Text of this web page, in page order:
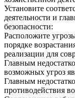
Установите
деятельности и
безопасности:
Расположите
порядке
реализации для
Главным
возможных угроз
Главным
противодействия